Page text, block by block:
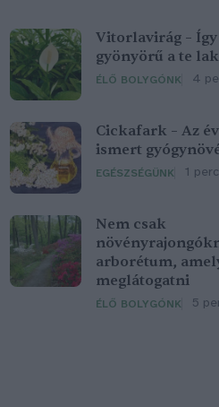
Vitorlavirág – Így
gyönyörű a te
ÉLŐ BOLYGÓNK 4
Cickafark – Az
ismert
EGÉSZSÉGÜNK 1 perc
Nem csak
arborétum,
meglátogatni
ÉLŐ BOLYGÓNK 5